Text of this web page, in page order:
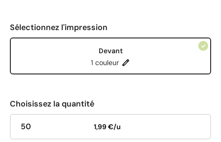
Sélectionnez l'impression
Devant
1 couleur
Choisissez la quantité
50 1,99 €/u